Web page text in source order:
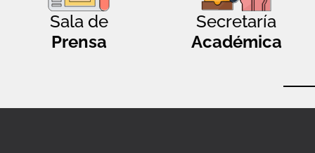
Sala de
Prensa
Secretaría
Académica